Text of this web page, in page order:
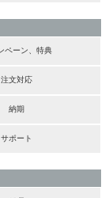
ペーン、特典
注文対応
納期
サポート